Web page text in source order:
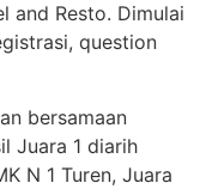
and Resto. Dimulai
question
bersamaan
Juara 1 diarih
N 1 Turen, Juara